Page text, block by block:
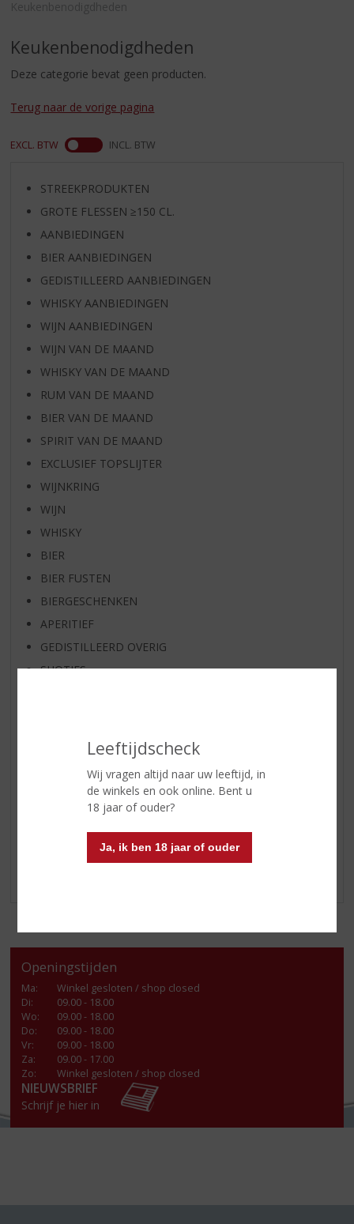
i
n
n
a
r
Leeftijdscheck
Wij vragen altijd naar uw leeftijd, in
de winkels en ook online. Bent u
18 jaar of ouder?
Ja, ik ben 18 jaar of ouder
Keukenbenodigdheden
Keukenbenodigdheden
Deze categorie bevat geen producten.
Terug naar de vorige pagina
EXCL. BTW INCL. BTW
STREEKPRODUKTEN
GROTE FLESSEN ≥150 CL.
AANBIEDINGEN
BIER AANBIEDINGEN
GEDISTILLEERD AANBIEDINGEN
WHISKY AANBIEDINGEN
WIJN AANBIEDINGEN
WIJN VAN DE MAAND
WHISKY VAN DE MAAND
RUM VAN DE MAAND
BIER VAN DE MAAND
SPIRIT VAN DE MAAND
EXCLUSIEF TOPSLIJTER
WIJNKRING
WIJN
WHISKY
BIER
BIER FUSTEN
BIERGESCHENKEN
APERITIEF
GEDISTILLEERD OVERIG
SHOTJES
GLASWERK
GESCHENKVERPAKKING
(RELATIE)GESCHENKEN
KOOLZUUR FLESSEN
DIVERSEN
ALCOHOLVRIJE DRANKEN
Openingstijden
Ma:
Winkel gesloten / shop closed
Di:
09.00 - 18.00
Wo:
09.00 - 18.00
Do:
09.00 - 18.00
Vr:
09.00 - 18.00
Za:
09.00 - 17.00
Zo:
Winkel gesloten / shop closed
NIEUWSBRIEF
Schrijf je hier in